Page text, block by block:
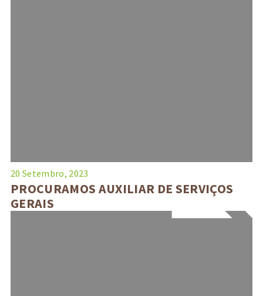
20 Setembro, 2023
PROCURAMOS AUXILIAR DE SERVIÇOS
GERAIS